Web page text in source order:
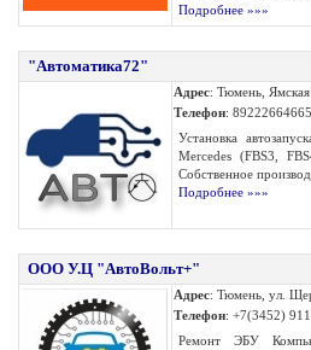
Подробнее »»»
"Автоматика72"
Адрес: Тюмень,
Телефон: 89222664665
Установка
Mercedes (FBS3,
Собственное
Подробнее »»»
ООО У.Ц "АвтоВольт+"
Адрес: Тюмень, ул.
Телефон: +7(3452)
Ремонт ЭБУ